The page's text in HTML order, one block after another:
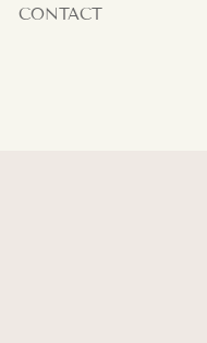
CONTACT